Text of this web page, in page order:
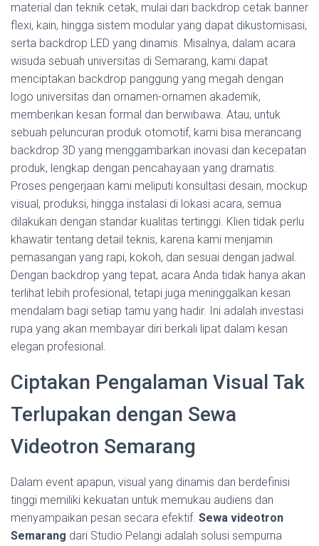
material dan teknik cetak, mulai dari backdrop cetak banner
flexi, kain, hingga sistem modular yang dapat dikustomisasi,
serta backdrop LED yang dinamis. Misalnya, dalam acara
wisuda sebuah universitas di Semarang, kami dapat
menciptakan backdrop panggung yang megah dengan
logo universitas dan ornamen-ornamen akademik,
memberikan kesan formal dan berwibawa. Atau, untuk
sebuah peluncuran produk otomotif, kami bisa merancang
backdrop 3D yang menggambarkan inovasi dan kecepatan
produk, lengkap dengan pencahayaan yang dramatis.
Proses pengerjaan kami meliputi konsultasi desain, mockup
visual, produksi, hingga instalasi di lokasi acara, semua
dilakukan dengan standar kualitas tertinggi. Klien tidak perlu
khawatir tentang detail teknis, karena kami menjamin
pemasangan yang rapi, kokoh, dan sesuai dengan jadwal.
Dengan backdrop yang tepat, acara Anda tidak hanya akan
terlihat lebih profesional, tetapi juga meninggalkan kesan
mendalam bagi setiap tamu yang hadir. Ini adalah investasi
rupa yang akan membayar diri berkali lipat dalam kesan
elegan profesional.
Ciptakan Pengalaman Visual Tak
Terlupakan dengan Sewa
Videotron Semarang
Dalam event apapun, visual yang dinamis dan berdefinisi
tinggi memiliki kekuatan untuk memukau audiens dan
menyampaikan pesan secara efektif. Sewa videotron
Semarang dari Studio Pelangi adalah solusi sempurna